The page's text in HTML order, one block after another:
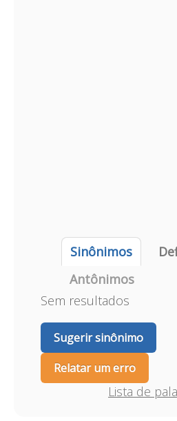
Sinônimos
Antônimos
Sem resultados
Sugerir sinônimo
Relatar um erro
Lista de